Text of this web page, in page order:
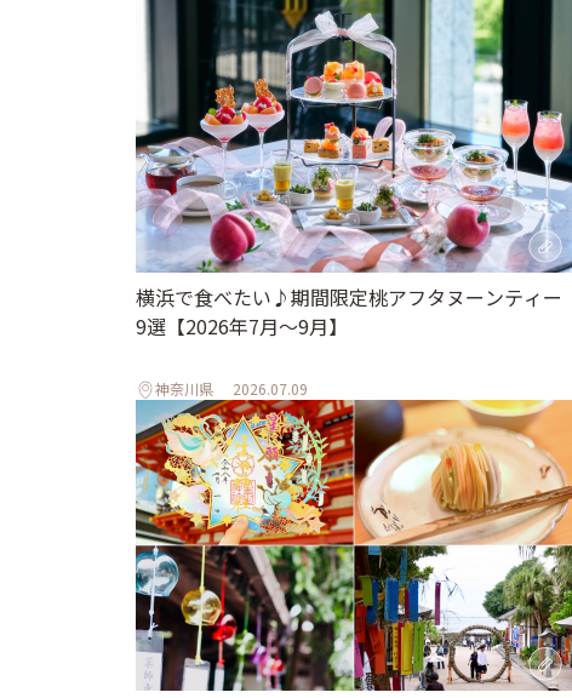
横浜で食べたい♪期間限定桃アフタヌーンティー
9選【2026年7月～9月】
神奈川県 2026.07.09